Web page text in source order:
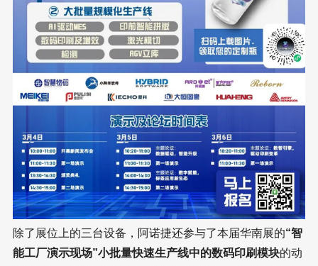
除了展位上的三台设备，阿诺捷还参与了本届华南展的“智
能工厂演示现场”小批量快速生产线中的数码印刷模块的动